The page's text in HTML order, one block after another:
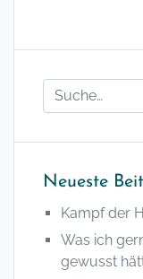
Neueste
Kampf der
Was ich
gewusst